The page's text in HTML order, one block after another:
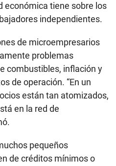
económica tiene sobre los
independientes.
de microempresarios
problemas
combustibles, inflación y
de operación. “En un
están tan atomizados,
en la red de
pequeños
de créditos mínimos o